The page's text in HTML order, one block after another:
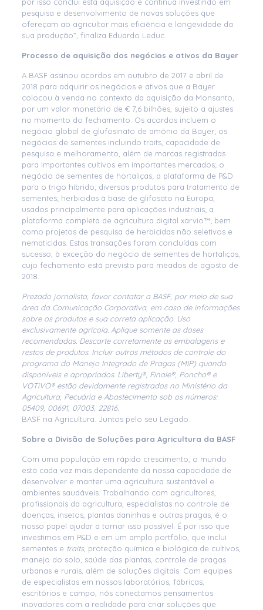
por isso conclui esta aquisição e continua investindo em
pesquisa e desenvolvimento de novas soluções que
ofereçam ao agricultor mais eficiência e longevidade da
sua produção”, finaliza Eduardo Leduc.
Processo de aquisição dos negócios e ativos da Bayer
A BASF assinou acordos em outubro de 2017 e abril de
2018 para adquirir os negócios e ativos que a Bayer
colocou à venda no contexto da aquisição da Monsanto,
por um valor monetário de € 7,6 bilhões, sujeito a ajustes
no momento do fechamento. Os acordos incluem o
negócio global de glufosinato de amônio da Bayer; os
negócios de sementes incluindo traits, capacidade de
pesquisa e melhoramento, além de marcas registradas
para importantes cultivos em importantes mercados; o
negócio de sementes de hortaliças; a plataforma de P&D
para o trigo híbrido; diversos produtos para tratamento de
sementes; herbicidas à base de glifosato na Europa,
usados principalmente para aplicações industriais; a
plataforma completa de agricultura digital xarvio™; bem
como projetos de pesquisa de herbicidas não seletivos e
nematicidas. Estas transações foram concluídas com
sucesso, à exceção do negócio de sementes de hortaliças,
cujo fechamento está previsto para meados de agosto de
2018.
Prezado jornalista, favor contatar a BASF, por meio de sua
área da Comunicação Corporativa, em caso de informações
sobre os produtos e sua correta aplicação. Uso
exclusivamente agrícola. Aplique somente as doses
recomendadas. Descarte corretamente as embalagens e
restos de produtos. Incluir outros métodos de controle do
programa do Manejo Integrado de Pragas (MIP) quando
disponíveis e apropriados. Liberty®, Finale®, Poncho® e
VOTiVO® estão devidamente registrados no Ministério da
Agricultura, Pecuária e Abastecimento sob os números:
05409, 00691, 07003, 22816.
BASF na Agricultura. Juntos pelo seu Legado.
Sobre a Divisão de Soluções para Agricultura da BASF
Com uma população em rápido crescimento, o mundo
está cada vez mais dependente da nossa capacidade de
desenvolver e manter uma agricultura sustentável e
ambientes saudáveis. Trabalhando com agricultores,
profissionais da agricultura, especialistas no controle de
doenças, insetos, plantas daninhas e outras pragas, é o
nosso papel ajudar a tornar isso possível. É por isso que
investimos em P&D e em um amplo portfólio, que inclui
sementes e traits, proteção química e biológica de cultivos,
manejo do solo, saúde das plantas, controle de pragas
urbanas e rurais, além de soluções digitais. Com equipes
de especialistas em nossos laboratórios, fábricas,
escritórios e campo, nós conectamos pensamentos
inovadores com a realidade para criar soluções que